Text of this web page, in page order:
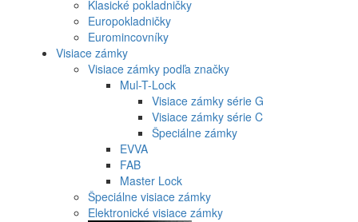
Klasické pokladničky
Europokladničky
Euromincovníky
Visiace zámky
Visiace zámky podľa značky
Mul-T-Lock
Visiace zámky série G
Visiace zámky série C
Špeciálne zámky
EVVA
FAB
Master Lock
Špeciálne visiace zámky
Elektronické visiace zámky